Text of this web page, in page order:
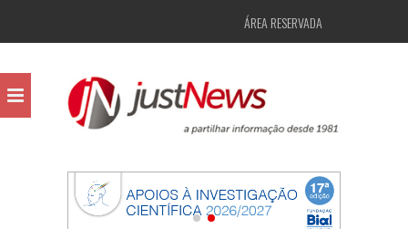
ÁREA RESERVADA